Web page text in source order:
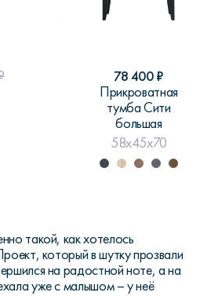
78 400₽
Прикроватная
тумба Сити
большая
58x45x70
такой, как хотелось
который в шутку прозвали
на радостной ноте, а на
уже с малышом – у неё